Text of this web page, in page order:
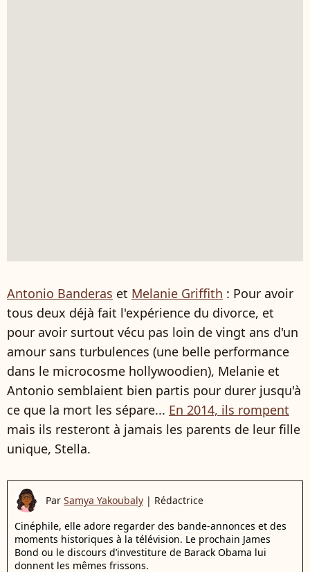
Antonio Banderas et Melanie Griffith : Pour avoir
tous deux déjà fait l'expérience du divorce, et
pour avoir surtout vécu pas loin de vingt ans d'un
amour sans turbulences (une belle performance
dans le microcosme hollywoodien), Melanie et
Antonio semblaient bien partis pour durer jusqu'à
ce que la mort les sépare... En 2014, ils rompent
mais ils resteront à jamais les parents de leur fille
unique, Stella.
Par Samya Yakoubaly | Rédactrice
Cinéphile, elle adore regarder des bande-annonces et des
moments historiques à la télévision. Le prochain James
Bond ou le discours d’investiture de Barack Obama lui
donnent les mêmes frissons.